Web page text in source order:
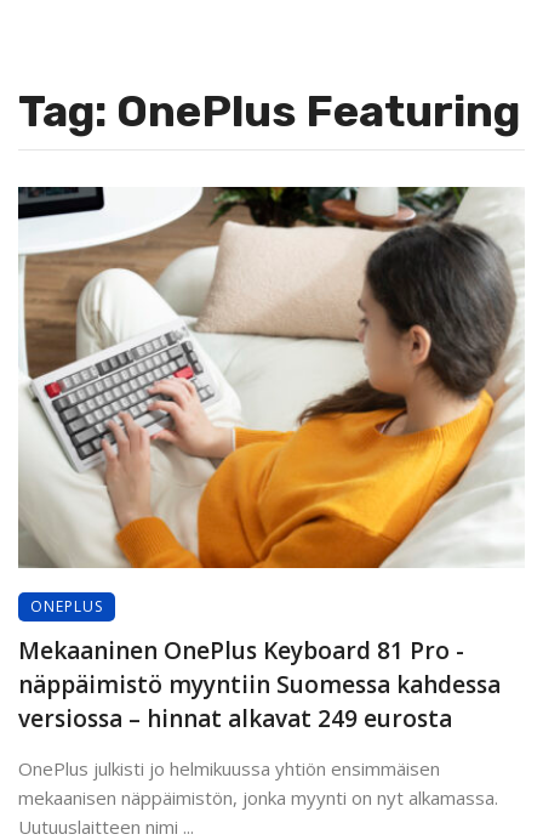
Tag: OnePlus Featuring
ONEPLUS
Mekaaninen OnePlus Keyboard 81 Pro -
näppäimistö myyntiin Suomessa kahdessa
versiossa – hinnat alkavat 249 eurosta
OnePlus julkisti jo helmikuussa yhtiön ensimmäisen
mekaanisen näppäimistön, jonka myynti on nyt alkamassa.
Uutuuslaitteen nimi ...